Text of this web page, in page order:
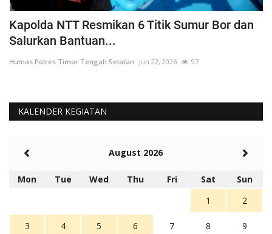
Kapolda NTT Resmikan 6 Titik Sumur Bor dan
Salurkan Bantuan...
Humas Polres Timor Tengah Selatan Jun 22, 2026 97
KALENDER KEGIATAN
August 2026
Mon Tue Wed Thu Fri Sat
Sun
1
2
3 4 5 6 7 8 9